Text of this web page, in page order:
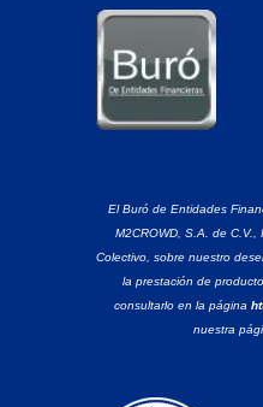
El Buró de Entidades
M2CROWD, S.A. de
Colectivo, sobre nuestro
la prestación de
consultarlo en la página
nuestra